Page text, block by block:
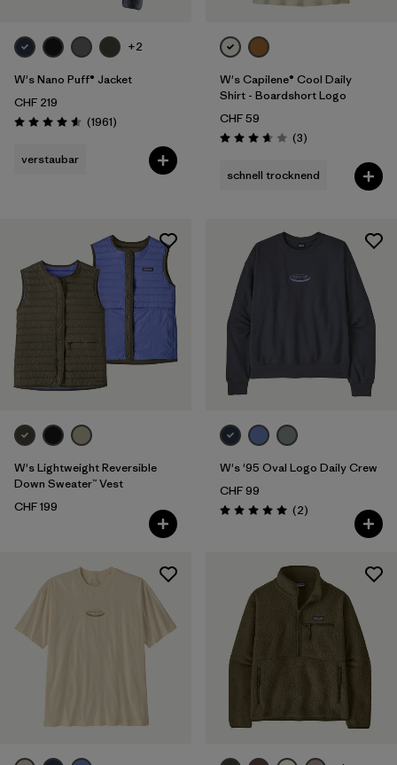
+2
W's Nano Puff® Jacket
CHF 219
Bewertung: 4.6 / 5
(1961Rezensionen
)
verstaubar
W's Capilene® Cool Daily
Shirt - Boardshort Logo
CHF 59
Bewertung: 3.7 / 5
(3Rezensionen
)
schnell trocknend
W's Lightweight Reversible
Down Sweater™ Vest
CHF 199
W's '95 Oval Logo Daily Crew
CHF 99
Bewertung: 5.0 / 5
(2Rezensionen
)